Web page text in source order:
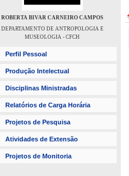
ROBERTA BIVAR CARNEIRO CAMPOS
DEPARTAMENTO DE ANTROPOLOGIA E
MUSEOLOGIA - CFCH
Perfil Pessoal
Produção Intelectual
Disciplinas Ministradas
Relatórios de Carga Horária
Projetos de Pesquisa
Atividades de Extensão
Projetos de Monitoria